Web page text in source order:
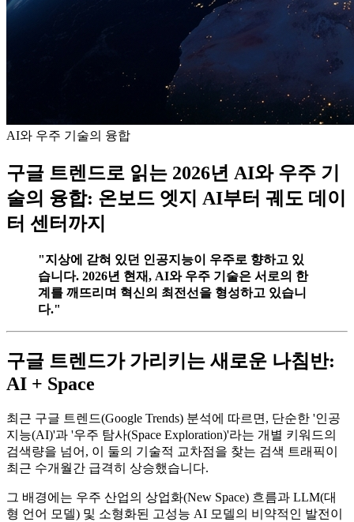
AI와 우주 기술의 융합
구글 트렌드로 읽는 2026년 AI와 우주 기
술의 융합: 온보드 엣지 AI부터 궤도 데이
터 센터까지
"지상에 갇혀 있던 인공지능이 우주로 향하고 있
습니다. 2026년 현재, AI와 우주 기술은 서로의 한
계를 깨뜨리며 혁신의 최전선을 형성하고 있습니
다."
구글 트렌드가 가리키는 새로운 나침반:
AI + Space
최근 구글 트렌드(Google Trends) 분석에 따르면, 단순한 '인공
지능(AI)'과 '우주 탐사(Space Exploration)'라는 개별 키워드의
검색량을 넘어, 이 둘의 기술적 교차점을 찾는 검색 트래픽이
최근 수개월간 급격히 상승했습니다.
그 배경에는 우주 산업의 상업화(New Space) 흐름과 LLM(대
형 언어 모델) 및 소형화된 고성능 AI 모델의 비약적인 발전이